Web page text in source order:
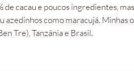
cacau e poucos ingredientes,
azedinhos como maracujá. Minhas
Tre), Tanzânia e Brasil.